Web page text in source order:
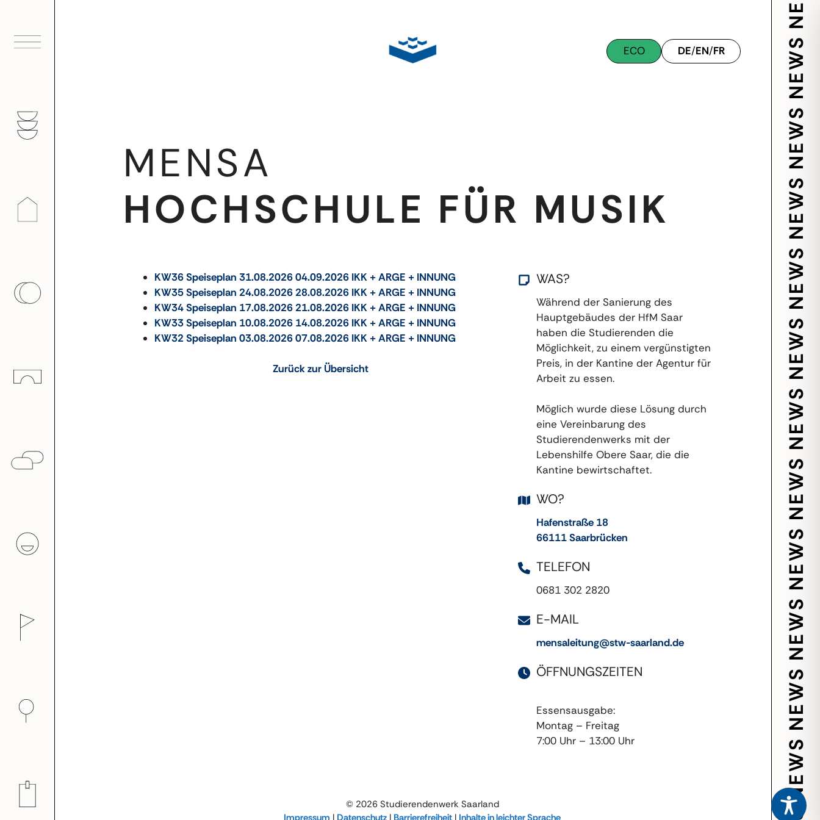
springen
ECO
DE/EN/FR
MENSA
HOCHSCHULE FÜR MUSIK
KW36 Speiseplan 31.08.2026 04.09.2026 IKK + ARGE + INNUNG
KW35 Speiseplan 24.08.2026 28.08.2026 IKK + ARGE + INNUNG
KW34 Speiseplan 17.08.2026 21.08.2026 IKK + ARGE + INNUNG
KW33 Speiseplan 10.08.2026 14.08.2026 IKK + ARGE + INNUNG
KW32 Speiseplan 03.08.2026 07.08.2026 IKK + ARGE + INNUNG
Zurück zur Übersicht
WAS?
Während der Sanierung des
Hauptgebäudes der HfM Saar
haben die Studierenden die
Möglichkeit, zu einem vergünstigten
Preis, in der Kantine der Agentur für
Arbeit zu essen.
Möglich wurde diese Lösung durch
eine Vereinbarung des
Studierendenwerks mit der
Lebenshilfe Obere Saar, die die
Kantine bewirtschaftet.
WO?
Hafenstraße 18
66111 Saarbrücken
TELEFON
0681 302 2820
E-MAIL
mensaleitung@stw-saarland.de
ÖFFNUNGSZEITEN
Essensausgabe:
Montag – Freitag
7:00 Uhr – 13:00 Uhr
© 2026 Studierendenwerk Saarland
Impressum | Datenschutz | Barrierefreiheit | Inhalte in leichter Sprache